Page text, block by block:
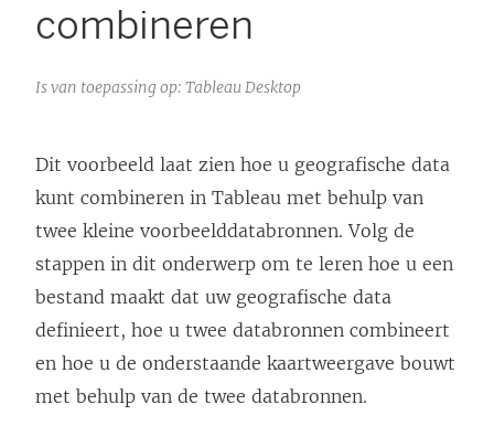
combineren
Is van toepassing op: Tableau Desktop
Dit voorbeeld laat zien hoe u geografische data
kunt combineren in Tableau met behulp van
twee kleine voorbeelddatabronnen. Volg de
stappen in dit onderwerp om te leren hoe u een
bestand maakt dat uw geografische data
definieert, hoe u twee databronnen combineert
en hoe u de onderstaande kaartweergave bouwt
met behulp van de twee databronnen.